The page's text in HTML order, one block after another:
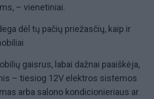
– vienetiniai.
dėl tų pačių priežasčių, kaip ir
gaisrus, labai dažnai paaiškėja,
– tiesiog 12V elektros sistemos
arba salono kondicionieriaus ar